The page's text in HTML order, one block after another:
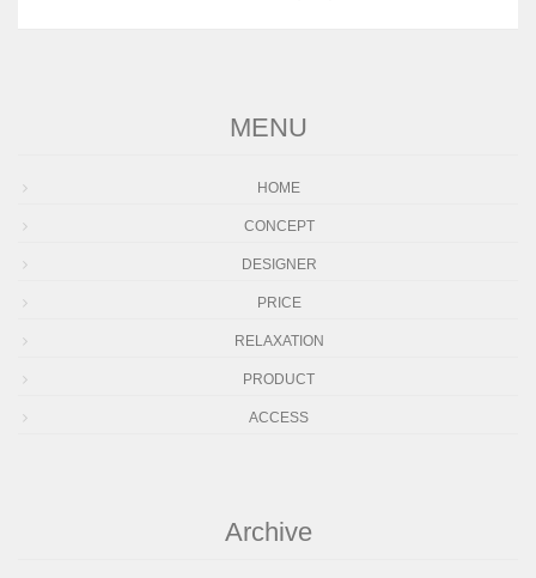
MENU
HOME
CONCEPT
DESIGNER
PRICE
RELAXATION
PRODUCT
ACCESS
Archive